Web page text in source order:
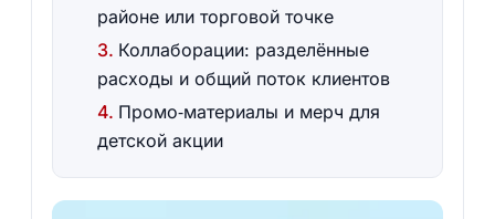
районе или торговой точке
Коллаборации: разделённые
расходы и общий поток клиентов
Промо‑материалы и мерч для
детской акции